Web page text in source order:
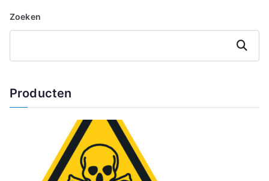
Zoeken
Zoeken
Producten